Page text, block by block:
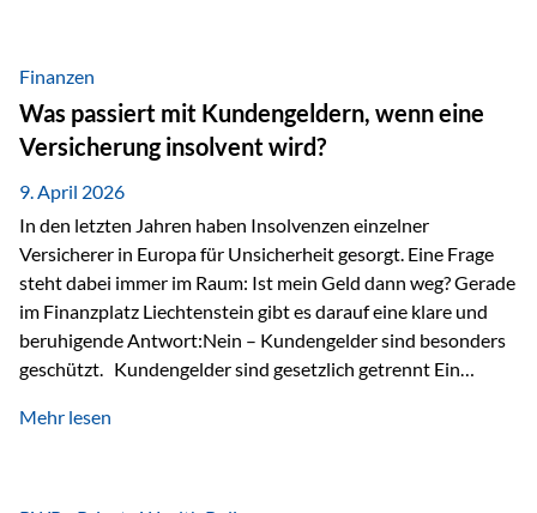
Fokus stehen Unternehmen, deren Börsenkurs unter ihrem
inneren Wert liegt. Neben klassischen
Bewertungskennzahlen werden auch qualitative Faktoren
wie Geschäftsmodell, Wettbewerbsvorteile und
Managementqualität…
Finanzen
Was passiert mit Kundengeldern, wenn eine
Versicherung insolvent wird?
9. April 2026
In den letzten Jahren haben Insolvenzen einzelner
Versicherer in Europa für Unsicherheit gesorgt. Eine Frage
steht dabei immer im Raum: Ist mein Geld dann weg? Gerade
im Finanzplatz Liechtenstein gibt es darauf eine klare und
beruhigende Antwort:Nein – Kundengelder sind besonders
geschützt. Kundengelder sind gesetzlich getrennt Ein
sogenannte Sondermasse. Das bedeutet:Die
Mehr lesen